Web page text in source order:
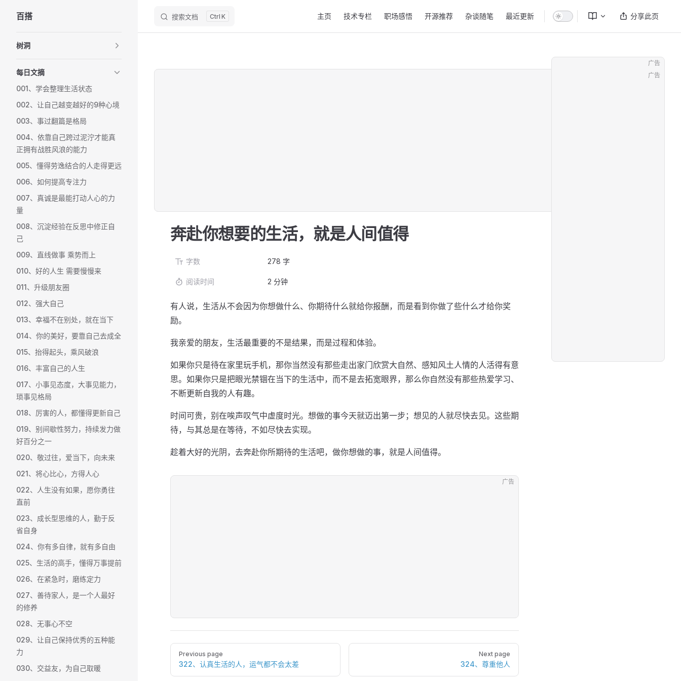
Skip to content
百搭 搜索文档 K 主页 技术专栏 职场感悟 开源推荐 杂谈随笔 最近更新 分享此页
树洞
每日文摘
001、学会整理生活状态
002、让自己越变越好的9种心境
003、事过翻篇是格局
004、依靠自己跨过泥泞才能真
正拥有战胜风浪的能力
005、懂得劳逸结合的人走得更远
006、如何提高专注力
007、真诚是最能打动人心的力
量
008、沉淀经验在反思中修正自
己
009、直线做事 乘势而上
010、好的人生 需要慢慢来
011、升级朋友圈
012、强大自己
013、幸福不在别处，就在当下
014、你的美好，要靠自己去成全
015、抬得起头，乘风破浪
016、丰富自己的人生
017、小事见态度，大事见能力，
琐事见格局
018、厉害的人，都懂得更新自己
019、别间歇性努力，持续发力做
好百分之一
020、敬过往，爱当下，向未来
021、将心比心，方得人心
022、人生没有如果，愿你勇往
直前
023、成长型思维的人，勤于反
省自身
024、你有多自律，就有多自由
025、生活的高手，懂得万事提前
026、在紧急时，磨练定力
027、善待家人，是一个人最好
的修养
028、无事心不空
029、让自己保持优秀的五种能
力
030、交益友，为自己取暖
广告
广告
奔赴你想要的生活，就是人间值得
字数 278 字
阅读时间 2 分钟
有人说，生活从不会因为你想做什么、你期待什么就给你报酬，而是看到你做了些什么才给你奖
励。
我亲爱的朋友，生活最重要的不是结果，而是过程和体验。
如果你只是待在家里玩手机，那你当然没有那些走出家门欣赏大自然、感知风土人情的人活得有意
思。如果你只是把眼光禁锢在当下的生活中，而不是去拓宽眼界，那么你自然没有那些热爱学习、
不断更新自我的人有趣。
时间可贵，别在唉声叹气中虚度时光。想做的事今天就迈出第一步；想见的人就尽快去见。这些期
待，与其总是在等待，不如尽快去实现。
趁着大好的光阴，去奔赴你所期待的生活吧，做你想做的事，就是人间值得。
广告
Pager
Previous page
322、认真生活的人，运气都不会太差
Next page
324、尊重他人